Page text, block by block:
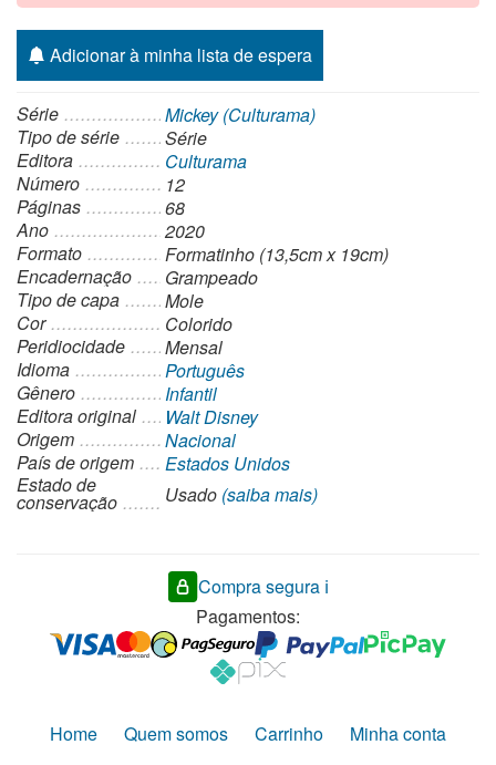
Adicionar à minha lista de espera
Série
Mickey (Culturama)
Tipo de série
Série
Editora
Culturama
Número
12
Páginas
68
Ano
2020
Formato
Formatinho (13,5cm x 19cm)
Encadernação
Grampeado
Tipo de capa
Mole
Cor
Colorido
Peridiocidade
Mensal
Idioma
Português
Gênero
Infantil
Editora original
Walt Disney
Origem
Nacional
País de origem
Estados Unidos
Estado de
conservação Usado (saiba mais)
Compra segura ℹ️
Pagamentos:
Home Quem somos Carrinho Minha conta